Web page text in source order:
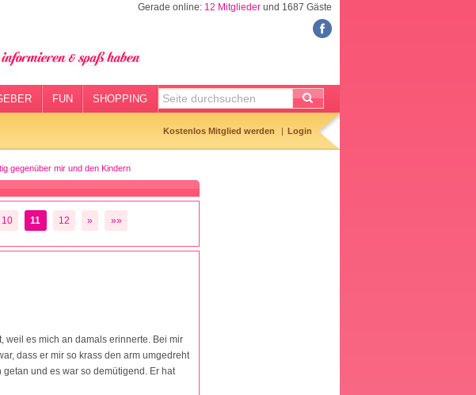
Gerade online: 12 Mitglieder und 1687 Gäste
FUN SHOPPING
Kostenlos Mitglied werden Login
gegenüber mir und den Kindern
10 11 12 » »»
weil es mich an damals erinnerte. Bei mir
dass er mir so krass den arm umgedreht
und es war so demütigend. Er hat